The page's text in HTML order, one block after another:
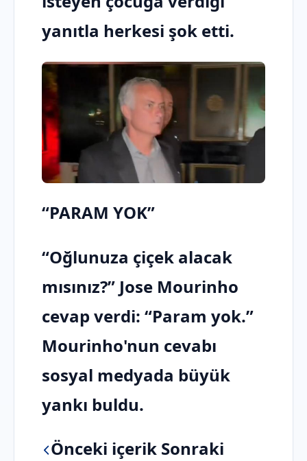
yanıtla herkesi şok etti.
“PARAM YOK”
“Oğlunuza çiçek alacak
mısınız?” Jose Mourinho
cevap verdi: “Param yok.”
Mourinho'nun cevabı
sosyal medyada büyük
yankı buldu.
Önceki içerik Sonraki